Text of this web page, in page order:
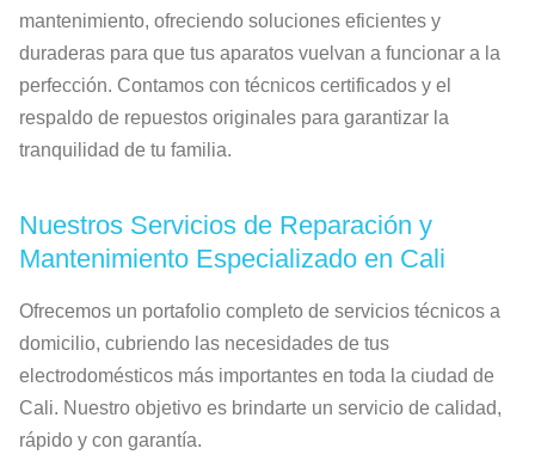
mantenimiento, ofreciendo soluciones eficientes y
duraderas para que tus aparatos vuelvan a funcionar a la
perfección. Contamos con técnicos certificados y el
respaldo de repuestos originales para garantizar la
tranquilidad de tu familia.
Nuestros Servicios de Reparación y
Mantenimiento Especializado en Cali
Ofrecemos un portafolio completo de servicios técnicos a
domicilio, cubriendo las necesidades de tus
electrodomésticos más importantes en toda la ciudad de
Cali. Nuestro objetivo es brindarte un servicio de calidad,
rápido y con garantía.